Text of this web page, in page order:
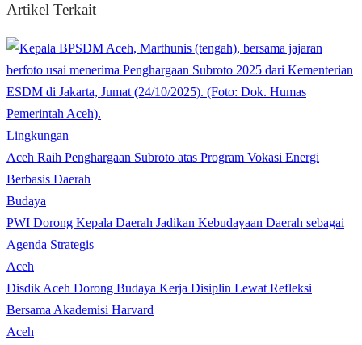
Artikel Terkait
Lingkungan
Aceh Raih Penghargaan Subroto atas Program Vokasi Energi
Berbasis Daerah
Budaya
PWI Dorong Kepala Daerah Jadikan Kebudayaan Daerah sebagai
Agenda Strategis
Aceh
Disdik Aceh Dorong Budaya Kerja Disiplin Lewat Refleksi
Bersama Akademisi Harvard
Aceh